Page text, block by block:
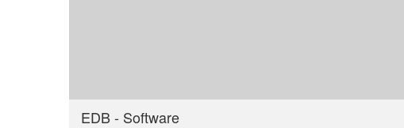
EDB - Software